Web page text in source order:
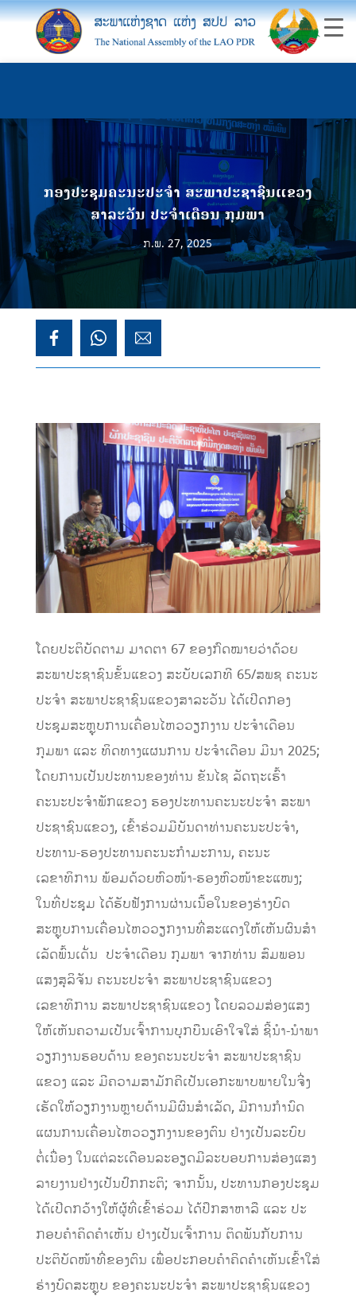
ກອງປະຊຸມຄະນະປະຈໍາ ສະພາປະຊາຊົນແຂວງ
ສາລະວັນ ປະຈໍາເດືອນ ກຸມພາ
ກ.ພ. 27, 2025
ໂດຍປະຕິບັດຕາມ ມາດຕາ 67 ຂອງກົດໝາຍວ່າດ້ວຍ
ສະພາປະຊາຊົນຂັ້ນແຂວງ ສະບັບເລກທີ 65/ສພຊ ຄະນະ
ປະຈໍາ ສະພາປະຊາຊົນແຂວງສາລະວັນ ໄດ້ເປີດກອງ
ປະຊຸມສະຫຼຸບການເຄື່ອນໄຫວວຽກງານ ປະຈໍາເດືອນ
ກຸມພາ ແລະ ທິດທາງແຜນການ ປະຈໍາເດືອນ ມີນາ 2025;
ໂດຍການເປັນປະທານຂອງທ່ານ ຂັນໄຊ ລັດຖະເຮົ້າ
ຄະນະປະຈໍາພັກແຂວງ ຮອງປະທານຄະນະປະຈໍາ ສະພາ
ປະຊາຊົນແຂວງ, ເຂົ້າຮ່ວມມີບັນດາທ່ານຄະນະປະຈໍາ,
ປະທານ-ຮອງປະທານຄະນະກໍາມະການ, ຄະນະ
ເລຂາທິການ ພ້ອມດ້ວຍຫົວໜ້າ-ຮອງຫົວໜ້າຂະແໜງ;
ໃນທີ່ປະຊຸມ ໄດ້ຮັບຟັງການຜ່ານເນື້ອໃນຂອງຮ່າງບົດ
ສະຫຼຸບການເຄື່ອນໄຫວວຽກງານທີ່ສະແດງໃຫ້ເຫັນຜົນສໍາ
ເລັດພົ້ນເດັ່ນ ປະຈໍາເດືອນ ກຸມພາ ຈາກທ່ານ ສົມພອນ
ແສງສຸລິຈັນ ຄະນະປະຈໍາ ສະພາປະຊາຊົນແຂວງ
ເລຂາທິການ ສະພາປະຊາຊົນແຂວງ ໂດຍລວມສ່ອງແສງ
ໃຫ້ເຫັນຄວາມເປັນເຈົ້າການບຸກບືນເອົາໃຈໃສ່ ຊີ້ນໍາ-ນໍາພາ
ວຽກງານຮອບດ້ານ ຂອງຄະນະປະຈໍາ ສະພາປະຊາຊົນ
ແຂວງ ແລະ ມີຄວາມສາມັກຄີເປັນເອກະພາບພາຍໃນຈີ່ງ
ເຮັດໃຫ້ວຽກງານຫຼາຍດ້ານມີຜົນສໍາເລັດ, ມີການກໍານົດ
ແຜນການເຄື່ອນໄຫວວຽກງານຂອງຕົນ ຢ່າງເປັນລະບົບ
ຕໍ່ເນື່ອງ ໃນແຕ່ລະເດືອນລະອຽດມີລະບອບການສ່ອງແສງ
ລາຍງານຢ່າງເປັນປົກກະຕິ; ຈາກນັ້ນ, ປະທານກອງປະຊຸມ
ໄດ້ເປີດກວ້າງໃຫ້ຜູ້ທີ່ເຂົ້າຮ່ວມ ໄດ້ປຶກສາຫາລື ແລະ ປະ
ກອບຄໍາຄິດຄໍາເຫັນ ຢ່າງເປັນເຈົ້າການ ຕິດພັນກັບການ
ປະຕິບັດໜ້າທີ່ຂອງຕົນ ເພື່ອປະກອບຄໍາຄິດຄໍາເຫັນເຂົ້າໃສ່
ຮ່າງບົດສະຫຼຸບ ຂອງຄະນະປະຈໍາ ສະພາປະຊາຊົນແຂວງ